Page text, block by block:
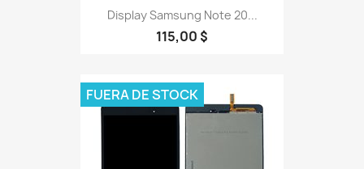
Display Samsung Note 20...
115,00 $
FUERA DE STOCK